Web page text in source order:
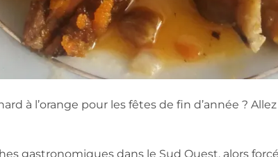
à l’orange pour les fêtes de fin d’année ?
gastronomiques dans le Sud Ouest, alors